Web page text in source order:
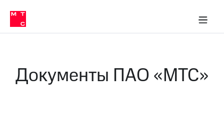
Медиа-центр
и акционерам
Устойчивое развитие
Комплаенс и деловая этика
компании
в МТС
Пресс-
Документы ПАО «МТС»